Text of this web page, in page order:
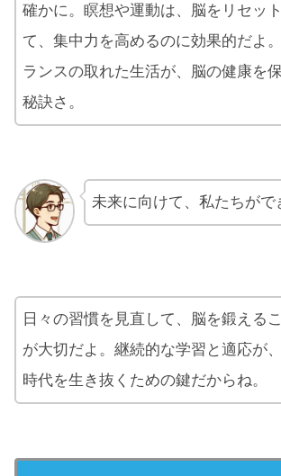
確かに。瞑想や運動は、脳をリセッ
て、集中力を高めるのに効果的だよ
ランスの取れた生活が、脳の健康を
秘訣さ。
未来に向けて、私たちがで
日々の習慣を見直して、脳を鍛える
が大切だよ。継続的な学習と適応が
時代を生き抜くための鍵だからね。